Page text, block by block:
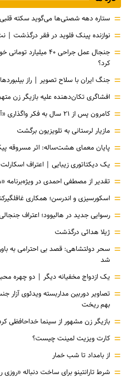
= ستاره دهه شصتی‌ها می‌گوید سکته قلبی
= نوازنده پینک فلوید در فقر درگذشت |
=
جنجال عمل جراحی ۴۰
کرد؟
= جنگ ایران با سلاح تصویر | راز
= افشاگری‌ تکان‌دهنده علیه بازیگر زن
= کامرون پس از ۲۱ سال به فکر واگذاری «آواتار» افتاد
= مازیار لرستانی به تلویزیون برگشت
= پایان معمای هشت‌ساله: اثر مسروقه
= یک دیکتاتوری زیبایی | اعتراف
= تقدیر از مصطفی احمدی در ویژه‌برنامه
= اسکورسیزی و اندرسن؛ همکاری
= رسوایی جدید در هالیوود؛ اعتراف
= ژیلا هدائی درگذشت
= سحر دولتشاهی: قصد بی احترامی به
شد
= یک ازدواج مخفیانه دیگر | دو چهره
= تصاویر دوربین مداربسته ویدئوی آزار
بهم ریخت
= بازیگر زن مشهور از سینما خداحافظی
= کارت ویزیت لمینت چیست؟
= از بامداد تا شب خمار
= شرط تارانتینو برای ساخت دنباله «روزی